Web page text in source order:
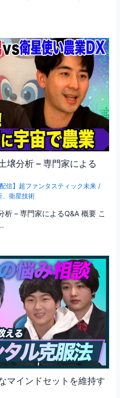
壌分析 – 専門家による
配信】超ファンタスティック未来 /
、衛星技術
– 専門家によるQ&A 概要 こ
マインドセットを維持す